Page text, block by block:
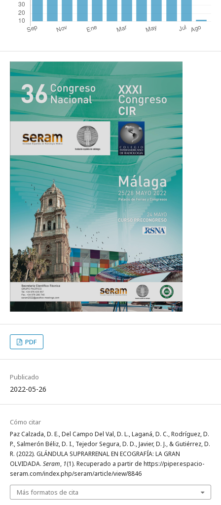
PDF
Publicado
2022-05-26
Cómo citar
Paz Calzada, D. E., Del Campo Del Val, D. L., Laganá, D. C., Rodríguez, D.
P., Salmerón Béliz, D. I., Tejedor Segura, D. D., Javier, D. J., & Gutiérrez, D.
R. (2022). GLÁNDULA SUPRARRENAL EN ECOGRAFÍA: LA GRAN
OLVIDADA. Seram, 1(1). Recuperado a partir de https://piper.espacio-
seram.com/index.php/seram/article/view/8846
Más formatos de cita